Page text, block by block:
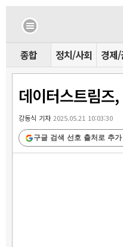
종합 정치/사회 경제
데이터스트림즈
강동식 기자2025.05.21 10:03:30
구글 검색 선호 출처로 추가